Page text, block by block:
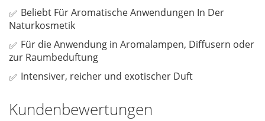
Beliebt Für Aromatische Anwendungen In Der
Naturkosmetik
Für die Anwendung in Aromalampen, Diffusern oder
zur Raumbeduftung
Intensiver, reicher und exotischer Duft
Kundenbewertungen